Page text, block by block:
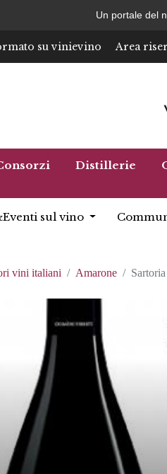
Un portale del
su vinievino Area
Distillerie
sul vino
vini italiani Amarone